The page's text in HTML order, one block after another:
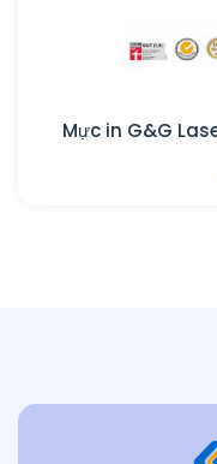
Mực in G&G